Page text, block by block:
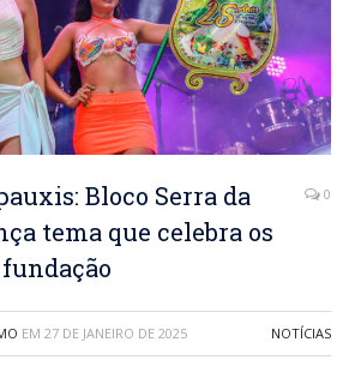
Bloco Serra da
tema que celebra os
0
EM 27 DE JANEIRO DE 2025 NOTÍCIAS